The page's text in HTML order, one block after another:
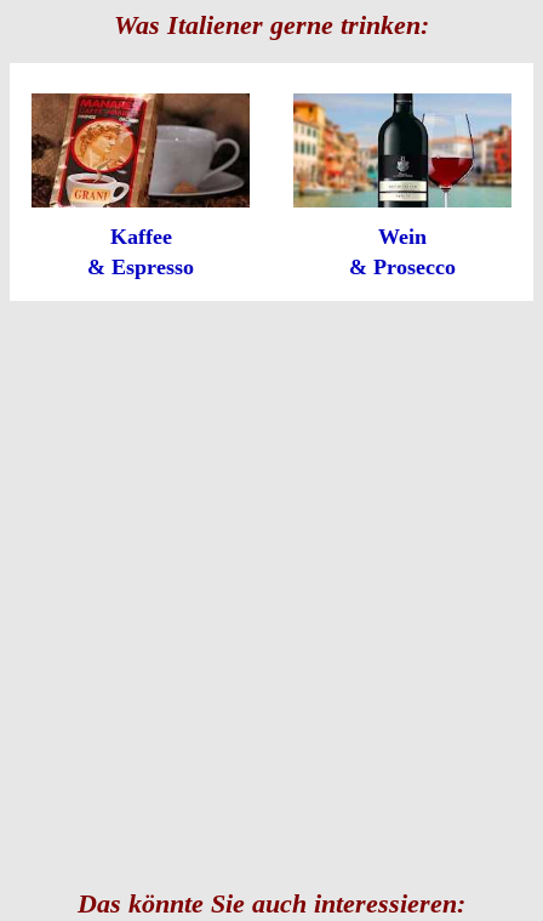
Was Italiener gerne trinken:
Kaffee
& Espresso
Wein
& Prosecco
Das könnte Sie auch interessieren: